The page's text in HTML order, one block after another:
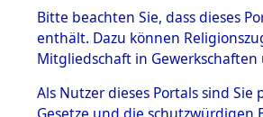
BESTÄNDE
1.
mente
Bitte beachten Sie, dass dieses
enthält. Dazu können
Mitgliedschaft in
Als Nutzer dieses Portals sind